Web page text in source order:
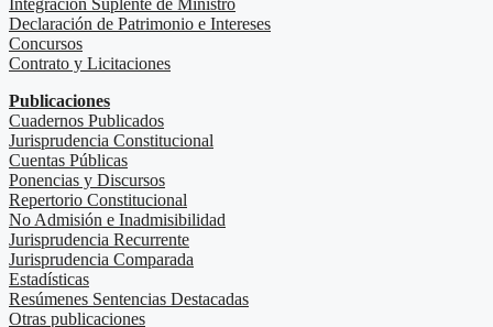
Integración Suplente de Ministro
Declaración de Patrimonio e Intereses
Concursos
Contrato y Licitaciones
Publicaciones
Cuadernos Publicados
Jurisprudencia Constitucional
Cuentas Públicas
Ponencias y Discursos
Repertorio Constitucional
No Admisión e Inadmisibilidad
Jurisprudencia Recurrente
Jurisprudencia Comparada
Estadísticas
Resúmenes Sentencias Destacadas
Otras publicaciones